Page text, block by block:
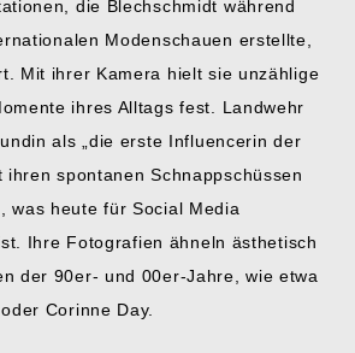
die Blechschmidt während
Modenschauen erstellte,
Mit ihrer Kamera hielt sie unzählige
ihres Alltags fest. Landwehr
als „die erste Influencerin der
ihren spontanen Schnappschüssen
was heute für Social Media
Ihre Fotografien ähneln ästhetisch
der 90er- und 00er-Jahre, wie etwa
Corinne Day.